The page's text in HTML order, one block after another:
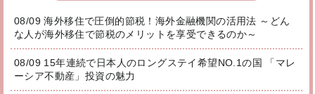
08/09 海外移住で圧倒的節税！海外金融機関の活用法 ～どん
な人が海外移住で節税のメリットを享受できるのか～
08/09 15年連続で日本人のロングステイ希望NO.1の国 「マレ
ーシア不動産」投資の魅力